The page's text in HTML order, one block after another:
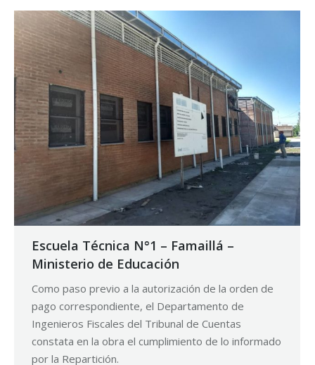
Escuela Técnica N°1 – Famaillá –
Ministerio de Educación
Como paso previo a la autorización de la orden de
pago correspondiente, el Departamento de
Ingenieros Fiscales del Tribunal de Cuentas
constata en la obra el cumplimiento de lo informado
por la Repartición.